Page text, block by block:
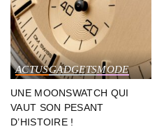
ACTUSGADGETSMODE
UNE MOONSWATCH QUI
VAUT SON PESANT
D’HISTOIRE !